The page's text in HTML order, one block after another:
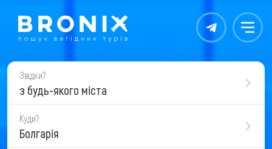
Контакты Меню
Звідки?
з будь-якого міста
Куди?
Болгарія